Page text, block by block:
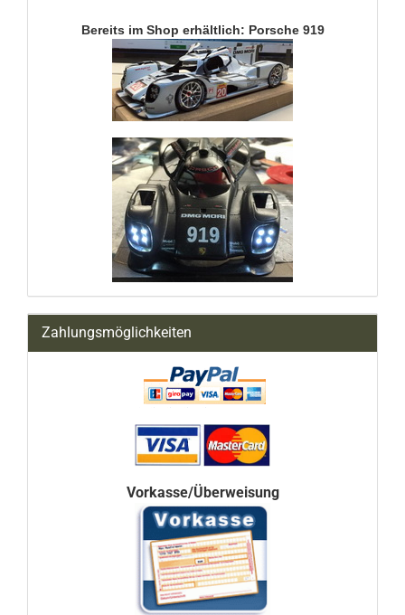
Bereits im Shop erhältlich: Porsche 919
Zahlungsmöglichkeiten
Vorkasse/Überweisung